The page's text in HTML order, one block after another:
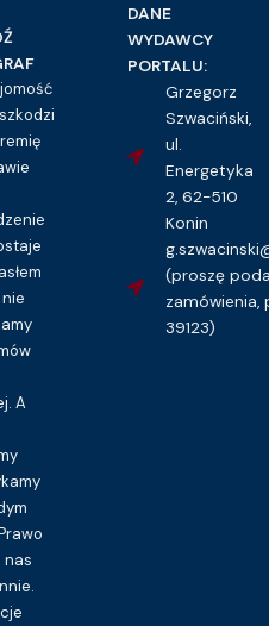
A
nas
DANE
WYDAWCY
PORTALU:
Grzegorz
Szwaciński,
ul.
Energetyka
2, 62-510
Konin
(proszę
zamówienia,
39123)